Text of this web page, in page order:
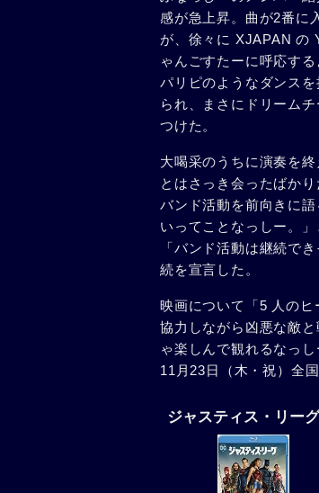
感が急上昇。曲が2番に
が、徐々に XJAPAN の
ゃんごすたーに呼応す
パリピのようなダンス
られ、まさにドリーム
つけた。
大喝采のうちに演奏を
とはさっき会ったばか
バンド活動を前向きに
いってことなっしー。
「バンド活動は継続で
続を宣言した。
映画について「5 人の
協力しながら凶悪な敵
ゃ楽しんで観れるなっ
11月23日（木・祝）全国
ジャスティス・リーグ